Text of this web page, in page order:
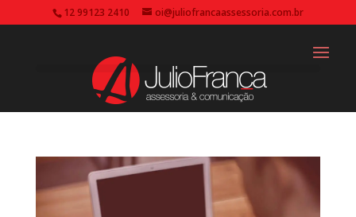
12 99123 2410 oi@juliofrancaassessoria.com.br